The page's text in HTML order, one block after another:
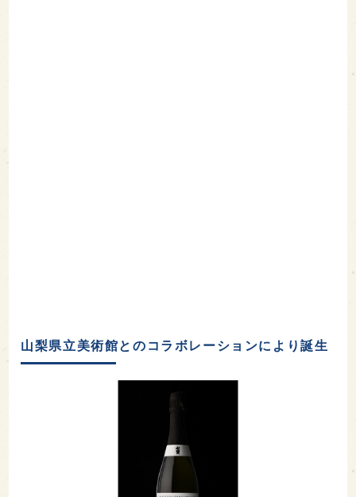
山梨県立美術館とのコラボレーションにより誕生